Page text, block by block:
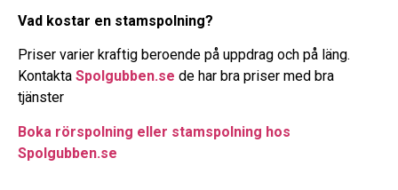
Vad kostar en stamspolning?
Priser varier kraftig beroende på uppdrag och på läng.
Kontakta Spolgubben.se de har bra priser med bra
tjänster
Boka rörspolning eller stamspolning hos
Spolgubben.se